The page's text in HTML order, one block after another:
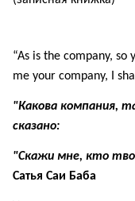
“As is the company,
me your company, I
"Какова компания,
сказано:
"Скажи мне, кто
Сатья Саи Баба